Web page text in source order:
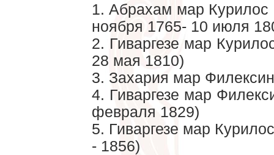
1. Абрахам мар Курилос
ноября 1765- 10 июля
2. Гиваргезе мар
28 мая 1810)
3. Захария мар
4. Гиваргезе мар
февраля 1829)
5. Гиваргезе мар
- 1856)